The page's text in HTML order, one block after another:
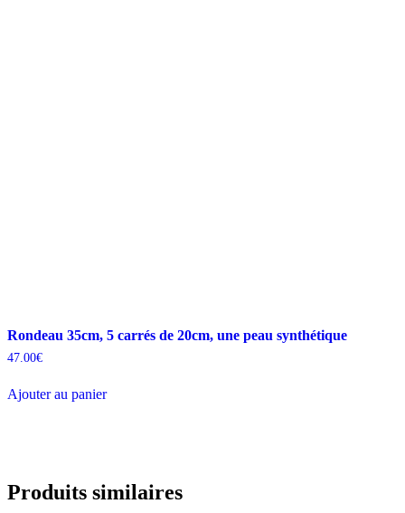
Rondeau 35cm, 5 carrés de 20cm, une peau synthétique
47.00€
Ajouter au panier
Produits similaires